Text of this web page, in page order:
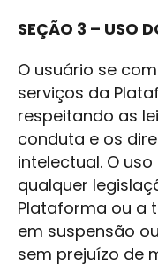
SEÇÃO 3 – USO
O usuário se
serviços da
respeitando as
conduta e os
intelectual. O
qualquer
Plataforma ou a
em suspensão
sem prejuízo de